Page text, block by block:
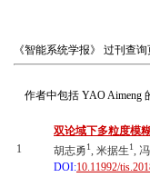
《智能系统学报》 过刊查询
作者中包括 YAO Aimeng
1
双论域下多粒度模
胡志勇1, 米据生1,
DOI:10.11992/